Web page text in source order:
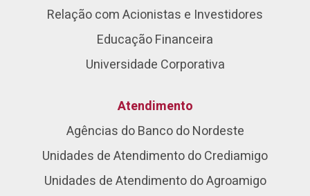
Relação com Acionistas e Investidores
Educação Financeira
Universidade Corporativa
Atendimento
Agências do Banco do Nordeste
Unidades de Atendimento do Crediamigo
Unidades de Atendimento do Agroamigo